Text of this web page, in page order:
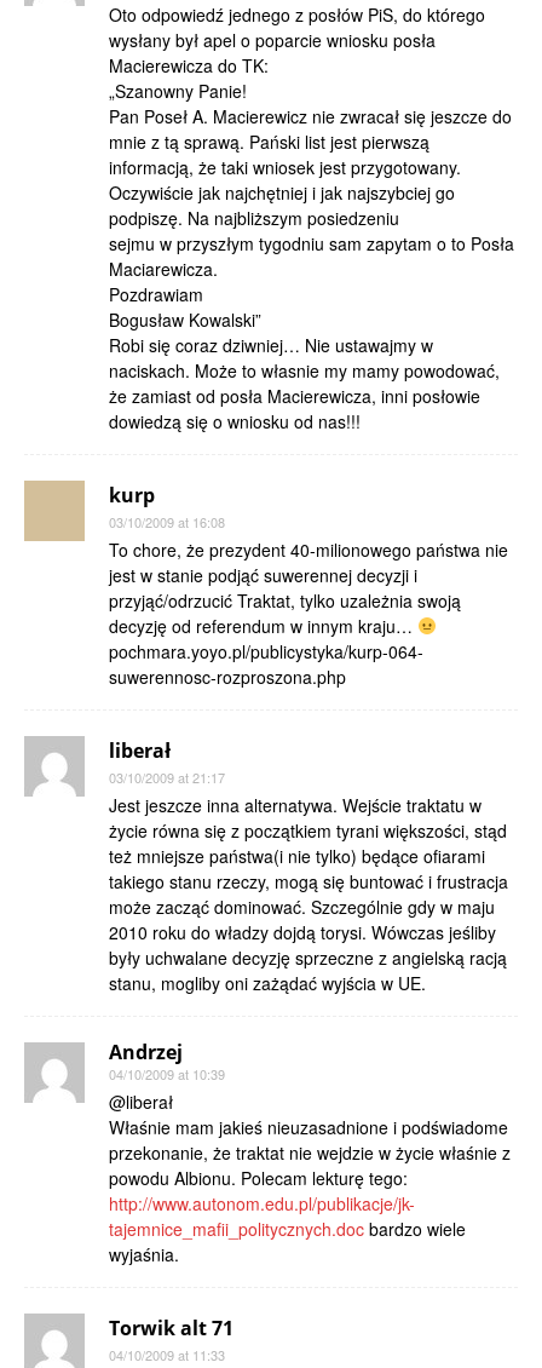
Oto odpowiedź jednego z posłów PiS, do którego
wysłany był apel o poparcie wniosku posła
Macierewicza do TK:
„Szanowny Panie!
Pan Poseł A. Macierewicz nie zwracał się jeszcze do
mnie z tą sprawą. Pański list jest pierwszą
informacją, że taki wniosek jest przygotowany.
Oczywiście jak najchętniej i jak najszybciej go
podpiszę. Na najbliższym posiedzeniu
sejmu w przyszłym tygodniu sam zapytam o to Posła
Maciarewicza.
Pozdrawiam
Bogusław Kowalski”
Robi się coraz dziwniej… Nie ustawajmy w
naciskach. Może to własnie my mamy powodować,
że zamiast od posła Macierewicza, inni posłowie
dowiedzą się o wniosku od nas!!!
kurp
03/10/2009 at 16:08
To chore, że prezydent 40-milionowego państwa nie
jest w stanie podjąć suwerennej decyzji i
przyjąć/odrzucić Traktat, tylko uzależnia swoją
decyzję od referendum w innym kraju…
pochmara.yoyo.pl/publicystyka/kurp-064-
suwerennosc-rozproszona.php
liberał
03/10/2009 at 21:17
Jest jeszcze inna alternatywa. Wejście traktatu w
życie równa się z początkiem tyrani większości, stąd
też mniejsze państwa(i nie tylko) będące ofiarami
takiego stanu rzeczy, mogą się buntować i frustracja
może zacząć dominować. Szczególnie gdy w maju
2010 roku do władzy dojdą torysi. Wówczas jeśliby
były uchwalane decyzję sprzeczne z angielską racją
stanu, mogliby oni zażądać wyjścia w UE.
Andrzej
04/10/2009 at 10:39
@liberał
Właśnie mam jakieś nieuzasadnione i podświadome
przekonanie, że traktat nie wejdzie w życie właśnie z
powodu Albionu. Polecam lekturę tego:
http://www.autonom.edu.pl/publikacje/jk-
tajemnice_mafii_politycznych.doc bardzo wiele
wyjaśnia.
Torwik alt 71
04/10/2009 at 11:33